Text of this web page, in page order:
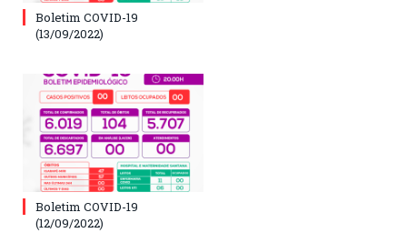
Boletim COVID-19
(13/09/2022)
Boletim COVID-19
(12/09/2022)